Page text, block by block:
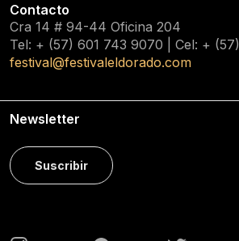
Contacto
Cra 14 # 94-44 Oficina 204
Tel: + (57) 601 743 9070 | Cel: + (57)
festival@festivaleldorado.com
Newsletter
Suscribir